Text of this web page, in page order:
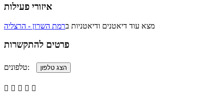
איזורי פעילות
מצא עוד דיאטנים ודיאטניות ברמת השרון - הרצליה
פרטים להתקשרות
טלפונים:
    